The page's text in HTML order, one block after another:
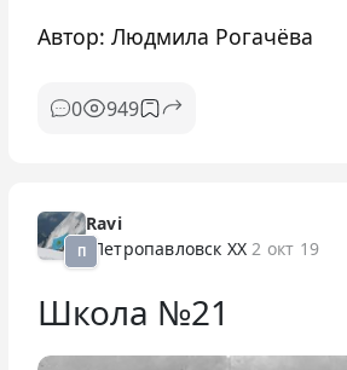
Автор: Людмила Рогачёва
0 949
П
Ravi
Петропавловск XX 2 окт 19
Школа №21